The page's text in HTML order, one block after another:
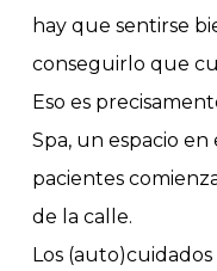
hay que sentirse
conseguirlo que
Eso es
Spa, un espacio
pacientes
de la calle.
Los